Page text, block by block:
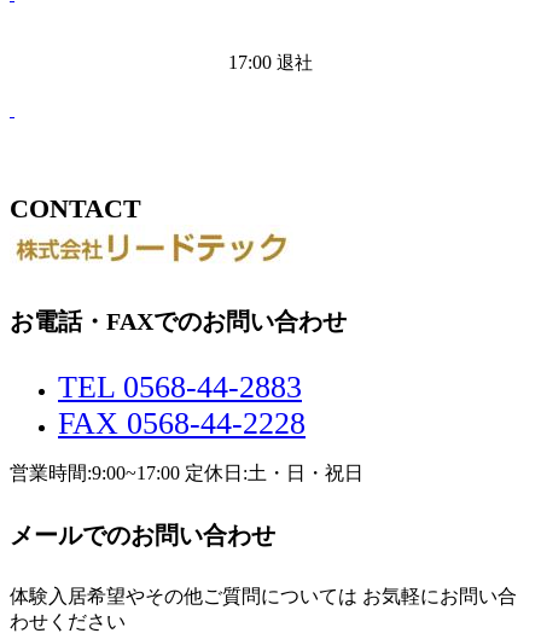
17:00 退社
CONTACT
お電話・FAXでのお問い合わせ
TEL 0568-44-2883
FAX 0568-44-2228
営業時間:9:00~17:00 定休日:土・日・祝日
メールでのお問い合わせ
体験入居希望やその他ご質問については お気軽にお問い合
わせください